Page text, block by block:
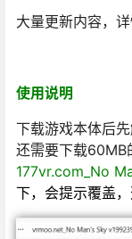
大量更新内容，
使用说明
下载游戏本体后
还需要下载60MB
177vr.com_No
下，会提示覆盖